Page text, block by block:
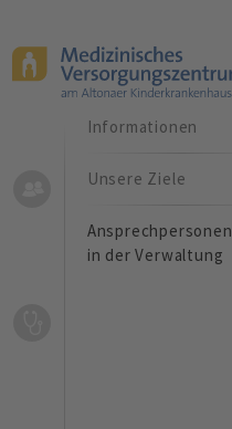
Allgemeine
Informationen
Unsere Ziele
Ansprechpersonen
in der Verwaltung